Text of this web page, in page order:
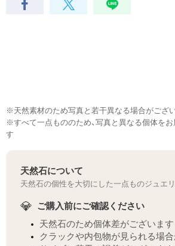
※天然素材のため写真と若干異なる場合がござ
※すべて一点もののため、写真と異なる個体を
す
天然石について
天然石の個性を大切にした一点ものジュエリ
💎 ご購入前にご確認ください
天然石のため個体差がございます
クラックや内包物が見られる場